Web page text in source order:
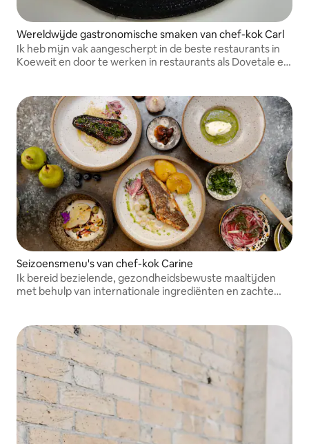
Wereldwijde gastronomische smaken van chef-kok Carl
Ik heb mijn vak aangescherpt in de beste restaurants in
Koeweit en door te werken in restaurants als Dovetale en
Seizoensmenu's van chef-kok Carine
Ik bereid bezielende, gezondheidsbewuste maaltijden
met behulp van internationale ingrediënten en zachte